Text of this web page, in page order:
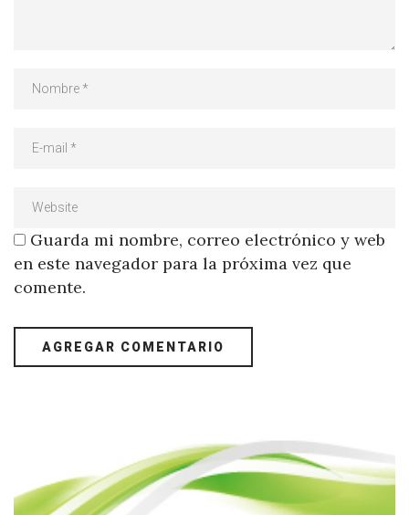
Guarda mi nombre, correo electrónico y web
en este navegador para la próxima vez que
comente.